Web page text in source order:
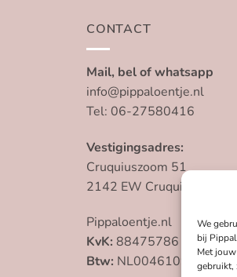
We
bij
Met
gebruikt,
CONTACT
Mail, bel of whatsapp
info@pippaloentje.nl
Tel: 06-27580416
Vestigingsadres:
Cruquiuszoom 51
2142 EW Cruquius
Pippaloentje.nl
KvK: 88475786
Btw: NL004610959B79